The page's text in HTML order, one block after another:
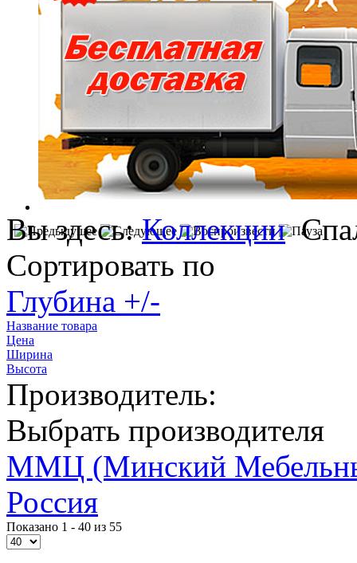
Вы здесь:Коллекции
Сортировать по
Глубина +/-
Название товара
Цена
Ширина
Высота
Производитель:
Выбрать производителя
ММЦ (Минский
Россия
Показано 1 - 40 из 55